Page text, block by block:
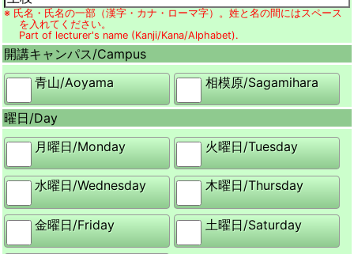
※ 氏名・氏名の一部（漢字・カナ・ローマ字）。姓と名の間にはスペース
を入れてください。
Part of lecturer's name (Kanji/Kana/Alphabet).
開講キャンパス/Campus
青山/Aoyama 相模原/Sagamihara
曜日/Day
月曜日/Monday 火曜日/Tuesday
水曜日/Wednesday 木曜日/Thursday
金曜日/Friday 土曜日/Saturday